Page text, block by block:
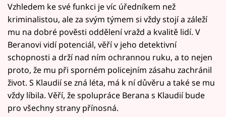
Vzhledem ke své funkci je víc úředníkem než
kriminalistou, ale za svým týmem si vždy stojí a záleží
mu na dobré pověsti oddělení vražd a kvalitě lidí. V
Beranovi vidí potenciál, věří v jeho detektivní
schopnosti a drží nad ním ochrannou ruku, a to nejen
proto, že mu při sporném policejním zásahu zachránil
život. S Klaudií se zná léta, má k ní důvěru a také se mu
vždy líbila. Věří, že spolupráce Berana s Klaudií bude
pro všechny strany přínosná.